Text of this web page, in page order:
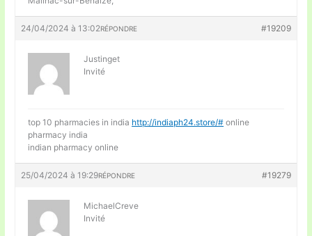
24/04/2024 à 13:02 #19209
RÉPONDRE
Justinget
Invité
top 10 pharmacies in india http://indiaph24.store/# online
pharmacy india
indian pharmacy online
25/04/2024 à 19:29 #19279
RÉPONDRE
MichaelCreve
Invité